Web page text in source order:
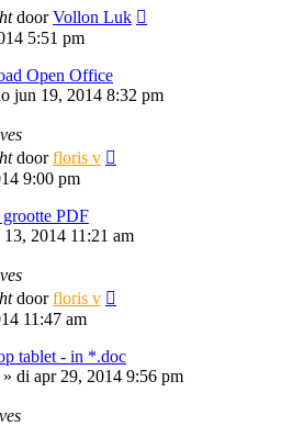
doorVollon Luk
5:51 pm
Open Office
jun 19, 2014 8:32 pm
doorfloris v
9:00 pm
PDF
2014 11:21 am
doorfloris v
11:47 am
tablet - in *.doc
» di apr 29, 2014 9:56 pm